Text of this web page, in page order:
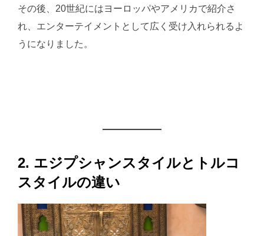
その後、20世紀にはヨーロッパやアメリカで紹介さ
れ、エンターテイメントとして広く受け入れられるよ
うになりました。
2. エジプシャンスタイルとトルコ
スタイルの違い